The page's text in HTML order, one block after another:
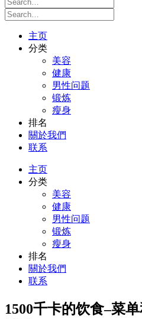
主页
分类
美容
健康
男性问题
锻炼
瘦身
排名
關於我們
联系
主页
分类
美容
健康
男性问题
锻炼
瘦身
排名
關於我們
联系
1500千卡的饮食–菜